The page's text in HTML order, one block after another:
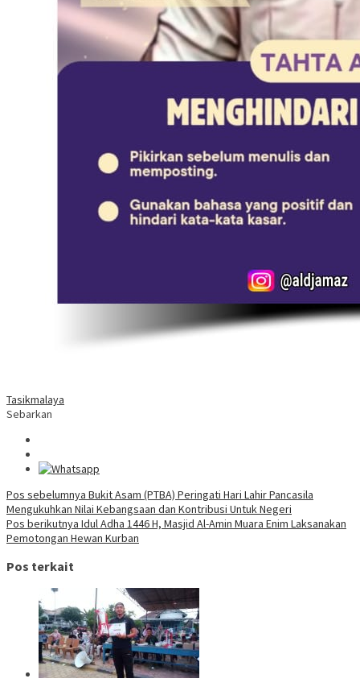
Tasikmalaya
Sebarkan
Navigasi
pos
Pos sebelumnya Bukit Asam (PTBA) Peringati Hari Lahir Pancasila
Mengukuhkan Nilai Kebangsaan dan Kontribusi Untuk Negeri
Pos berikutnya Idul Adha 1446 H, Masjid Al-Amin Muara Enim Laksanakan
Pemotongan Hewan Kurban
Pos terkait